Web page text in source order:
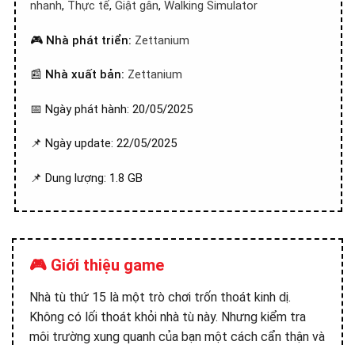
nhanh, Thực tế, Giật gân, Walking Simulator
🎮 Nhà phát triển: Zettanium
📰 Nhà xuất bản: Zettanium
📅 Ngày phát hành: 20/05/2025
📌 Ngày update: 22/05/2025
📌 Dung lượng: 1.8 GB
🎮 Giới thiệu game
Nhà tù thứ 15 là một trò chơi trốn thoát kinh dị.
Không có lối thoát khỏi nhà tù này. Nhưng kiểm tra
môi trường xung quanh của bạn một cách cẩn thận và